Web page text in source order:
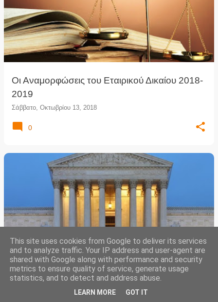
Οι Αναμορφώσεις του Εταιρικού Δικαίου 2018-
2019
Σάββατο, Οκτωβρίου 13, 2018
0
Καταργήθηκε η θανατική ποινή στην πολιτεία
της Ουάσιγκτον
Σάββατο, Οκτωβρίου 13, 2018
This site uses cookies from Google to deliver its services
and to analyze traffic. Your IP address and user-agent are
shared with Google along with performance and security
metrics to ensure quality of service, generate usage
statistics, and to detect and address abuse.
LEARN MORE GOT IT